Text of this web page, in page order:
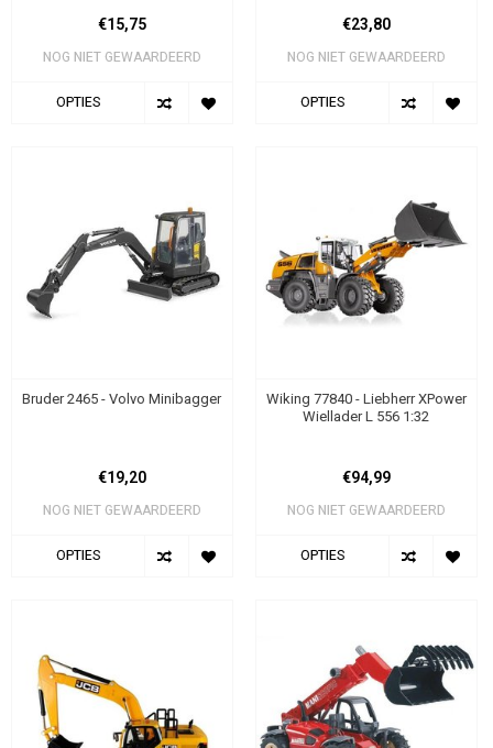
€15,75
NOG NIET GEWAARDEERD
OPTIES
€23,80
NOG NIET GEWAARDEERD
OPTIES
Bruder 2465 - Volvo Minibagger
€19,20
NOG NIET GEWAARDEERD
OPTIES
Wiking 77840 - Liebherr XPower
Wiellader L 556 1:32
€94,99
NOG NIET GEWAARDEERD
OPTIES